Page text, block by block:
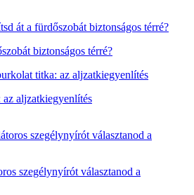
biztonságos térré?
aljzatkiegyenlítés
szegélynyírót választanod a